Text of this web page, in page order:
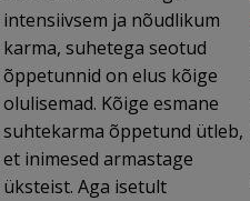
intensiivsem ja nõudlikum
karma, suhetega seotud
õppetunnid on elus kõige
olulisemad. Kõige esmane
suhtekarma õppetund ütleb,
et inimesed armastage
üksteist. Aga isetult